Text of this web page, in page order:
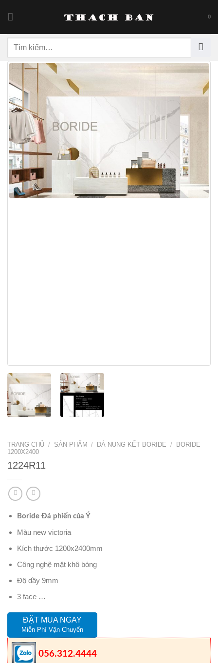
0
kiếm:
TRANG CHỦ / SẢN PHẨM / ĐÁ NUNG KẾT BORIDE /
BORIDE
1200X2400
1224R11
Boride Đá phiến của Ý
Màu new victoria
Kích thước 1200x2400mm
Công nghệ mặt khô bóng
Độ dầy 9mm
3 face …
ĐẶT MUA NGAY
Miễn Phí Vận Chuyển
056.312.4444